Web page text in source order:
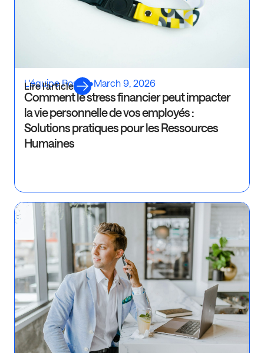
L'équipe Rosaly•March 9, 2026
Comment le stress financier peut impacter
la vie personnelle de vos employés :
Solutions pratiques pour les Ressources
Humaines
Lire l’article